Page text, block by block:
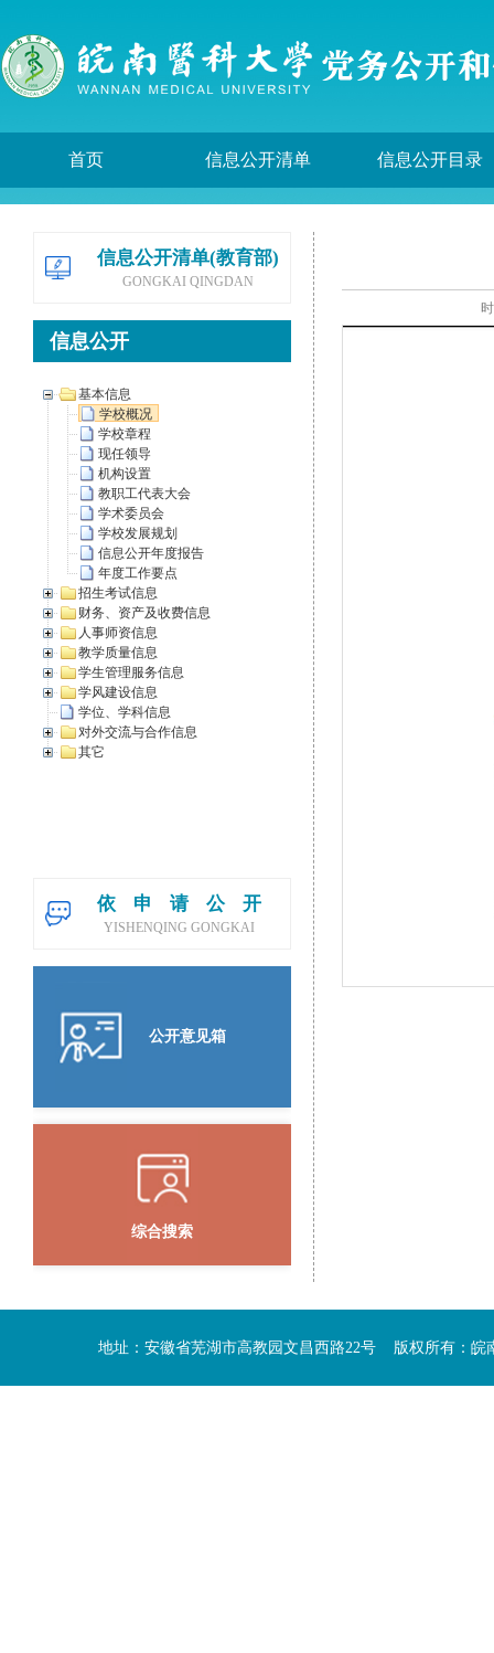
首页 信息公开清单 信息公开目录
信息公开清单(教育部)
GONGKAI QINGDAN
信息公开
基本信息
学校概况
学校章程
现任领导
机构设置
教职工代表大会
学术委员会
学校发展规划
信息公开年度报告
年度工作要点
招生考试信息
财务、资产及收费信息
人事师资信息
教学质量信息
学生管理服务信息
学风建设信息
学位、学科信息
对外交流与合作信息
其它
依申请公开
YISHENQING GONGKAI
公开意见箱
综合搜索
地址：安徽省芜湖市高教园文昌西路22号 版权所有：